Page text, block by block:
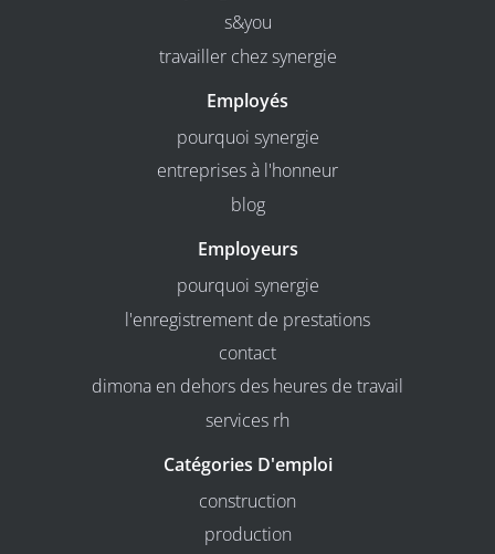
s&you
travailler chez synergie
Employés
pourquoi synergie
entreprises à l'honneur
blog
Employeurs
pourquoi synergie
l'enregistrement de prestations
contact
dimona en dehors des heures de travail
services rh
Catégories D'emploi
construction
production